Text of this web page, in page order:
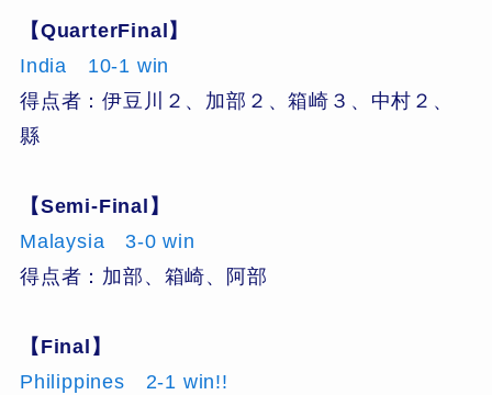
【QuarterFinal】
India 10-1 win
得点者：伊豆川２、加部２、箱崎３、中村２、
縣
【Semi-Final】
Malaysia 3-0 win
得点者：加部、箱崎、阿部
【Final】
Philippines 2-1 win!!